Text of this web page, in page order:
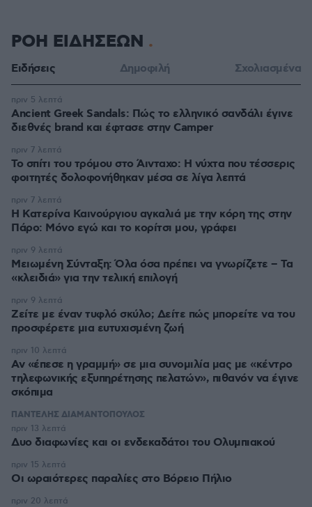
ΡΟΗ ΕΙΔΗΣΕΩΝ
Ειδήσεις Δημοφιλή Σχολιασμένα
Ancient Greek Sandals: Πώς το ελληνικό σανδάλι έγινε
διεθνές brand και έφτασε στην Camper
πριν 5 λεπτά
Το σπίτι του τρόμου στο Άινταχο: Η νύχτα που τέσσερις
φοιτητές δολοφονήθηκαν μέσα σε λίγα λεπτά
πριν 7 λεπτά
Η Κατερίνα Καινούργιου αγκαλιά με την κόρη της στην
Πάρο: Μόνο εγώ και το κορίτσι μου, γράφει
πριν 7 λεπτά
Μειωμένη Σύνταξη: Όλα όσα πρέπει να γνωρίζετε – Τα
«κλειδιά» για την τελική επιλογή
πριν 9 λεπτά
Ζείτε με έναν τυφλό σκύλο; Δείτε πώς μπορείτε να του
προσφέρετε μια ευτυχισμένη ζωή
πριν 9 λεπτά
Αν «έπεσε η γραμμή» σε μια συνομιλία μας με «κέντρο
τηλεφωνικής εξυπηρέτησης πελατών», πιθανόν να έγινε
σκόπιμα
πριν 10 λεπτά
ΠΑΝΤΕΛΗΣ ΔΙΑΜΑΝΤΟΠΟΥΛΟΣ
Δυο διαφωνίες και οι ενδεκαδάτοι του Ολυμπιακού
πριν 13 λεπτά
Οι ωραιότερες παραλίες στο Βόρειο Πήλιο
πριν 15 λεπτά
πριν 20 λεπτά